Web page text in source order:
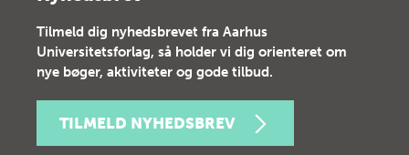
Tilmeld dig nyhedsbrevet fra Aarhus
Universitetsforlag, så holder vi dig orienteret om
nye bøger, aktiviteter og gode tilbud.
TILMELD NYHEDSBREV